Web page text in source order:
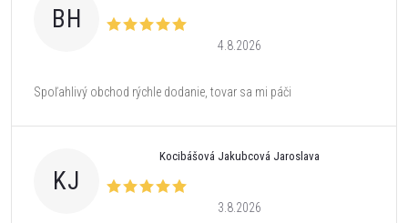
BH
4.8.2026
Spoľahlivý obchod rýchle dodanie, tovar sa mi páči
KJ
Kocibášová Jakubcová Jaroslava
3.8.2026